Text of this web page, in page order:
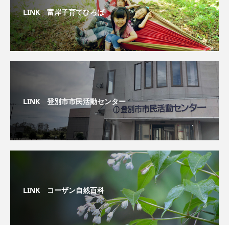
LINK 富岸子育てひろば
LINK 登別市市民活動センター
LINK コーザン自然百科